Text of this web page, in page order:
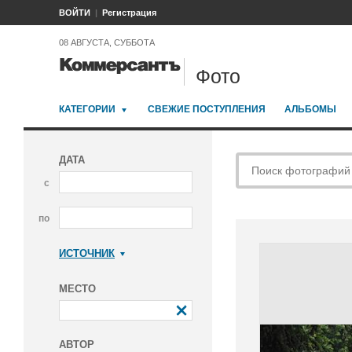
ВОЙТИ Регистрация
08 АВГУСТА, СУББОТА
Фото
КАТЕГОРИИ СВЕЖИЕ ПОСТУПЛЕНИЯ АЛЬБОМЫ
ДАТА
с
по
ИСТОЧНИК
МЕСТО
АВТОР